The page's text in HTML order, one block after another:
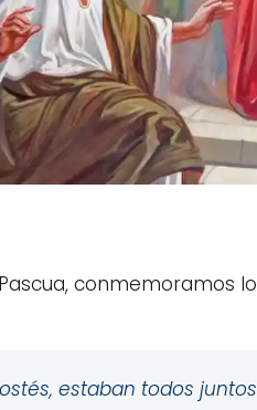
conmemoramos
estaban todos